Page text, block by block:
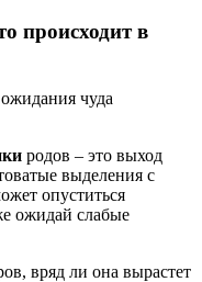
происходит в
чуда
родов – это выход
выделения с
опуститься
ожидай слабые
вряд ли она вырастет